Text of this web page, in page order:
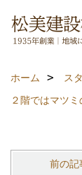
ホーム
ス
２階ではマツミ
前の記